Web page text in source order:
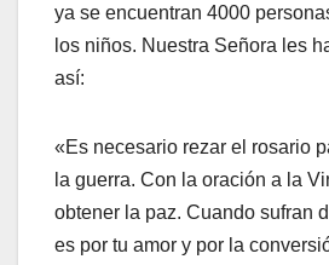
ya se encuentran 4000
los niños. Nuestra Señora les
así:
«Es necesario rezar el rosario
la guerra. Con la oración a la
obtener la paz. Cuando sufran
es por tu amor y por la